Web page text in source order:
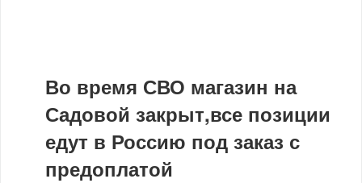
Во время СВО магазин на
Садовой закрыт,все позиции
едут в Россию под заказ с
предоплатой